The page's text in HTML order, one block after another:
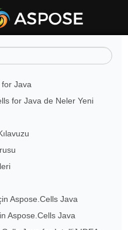
Java
for Java de Neler Yeni
Aspose.Cells Java
Aspose.Cells Java